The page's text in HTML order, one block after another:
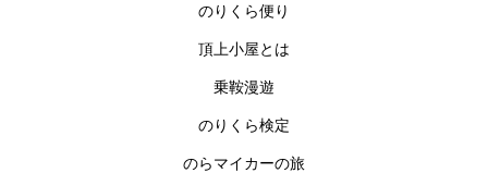
のりくら便り
頂上小屋とは
乗鞍漫遊
のりくら検定
のらマイカーの旅